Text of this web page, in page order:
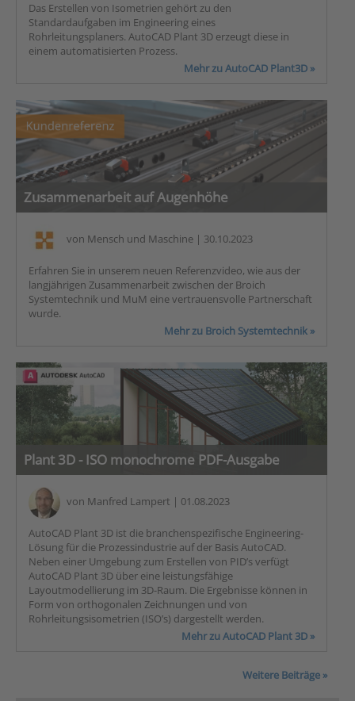
Das Erstellen von Isometrien gehört zu den
Standardaufgaben im Engineering eines
Rohrleitungsplaners. AutoCAD Plant 3D erzeugt diese in
einem automatisierten Prozess.
Mehr zu AutoCAD Plant3D »
Zusammenarbeit auf Augenhöhe
von Mensch und Maschine | 30.10.2023
Erfahren Sie in unserem neuen Referenzvideo, wie aus der
langjährigen Zusammenarbeit zwischen der Broich
Systemtechnik und MuM eine vertrauensvolle Partnerschaft
wurde.
Mehr zu Broich Systemtechnik »
Plant 3D - ISO monochrome PDF-Ausgabe
von Manfred Lampert | 01.08.2023
AutoCAD Plant 3D ist die branchenspezifische Engineering-
Lösung für die Prozessindustrie auf der Basis AutoCAD.
Neben einer Umgebung zum Erstellen von PID’s verfügt
AutoCAD Plant 3D über eine leistungsfähige
Layoutmodellierung im 3D-Raum. Die Ergebnisse können in
Form von orthogonalen Zeichnungen und von
Rohrleitungsisometrien (ISO’s) dargestellt werden.
Mehr zu AutoCAD Plant 3D »
Weitere Beiträge »